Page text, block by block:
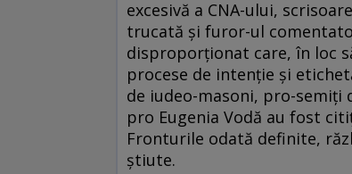
excesivă a CNA-ului,
trucată şi furor-ul
disproporţionat care, în loc
procese de intenţie şi
de iudeo-masoni, pro-semiţi
pro Eugenia Vodă au fost
Fronturile odată definite,
ştiute.